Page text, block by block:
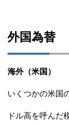
外国為替
海外（米国）
いくつかの米国
ドル高を呼んだ